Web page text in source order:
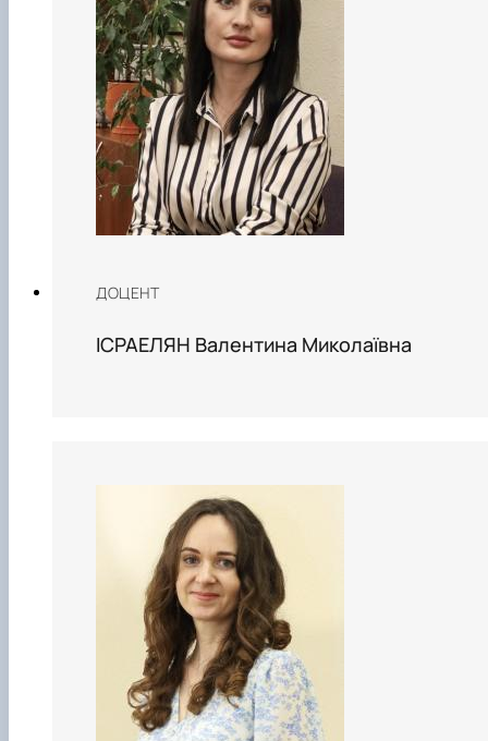
ДОЦЕНТ
ІСРАЕЛЯН Валентина Миколаївна